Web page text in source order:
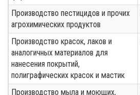
Производство пестицидов и прочих
агрохимических продуктов
Производство красок, лаков и
аналогичных материалов для
нанесения покрытий,
полиграфических красок и мастик
Производство мыла и моющих,